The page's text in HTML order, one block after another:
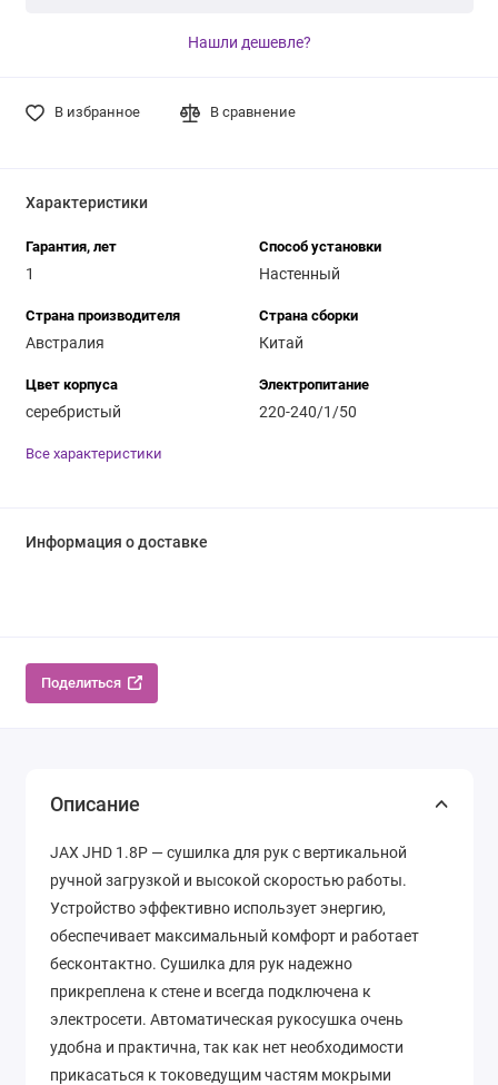
Нашли дешевле?
В избранное В сравнение
Характеристики
Гарантия, лет
1
Способ установки
Настенный
Страна производителя
Австралия
Страна сборки
Китай
Цвет корпуса
серебристый
Электропитание
220-240/1/50
Все характеристики
Информация о доставке
Поделиться
Описание
JAX JHD 1.8P — сушилка для рук с вертикальной
ручной загрузкой и высокой скоростью работы.
Устройство эффективно использует энергию,
обеспечивает максимальный комфорт и работает
бесконтактно. Сушилка для рук надежно
прикреплена к стене и всегда подключена к
электросети. Автоматическая рукосушка очень
удобна и практична, так как нет необходимости
прикасаться к токоведущим частям мокрыми